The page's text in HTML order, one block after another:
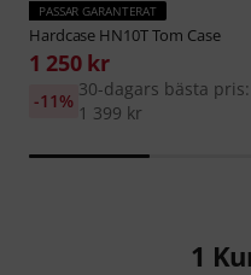
PASSAR GARANTERAT
Hardcase HN10T Tom Case
1 250 kr
30-dagars bästa pris:
1 399 kr
-11%
1